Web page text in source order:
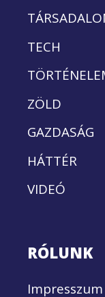
TECH
ZÖLD
GAZDASÁG
HÁTTÉR
VIDEÓ
RÓLUNK
Impresszum